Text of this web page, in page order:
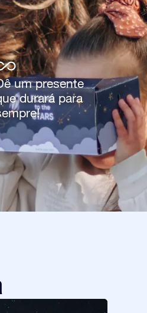
um presente
durará para